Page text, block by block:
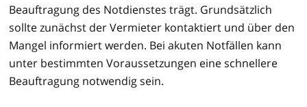
Beauftragung des Notdienstes trägt. Grundsätzlich
sollte zunächst der Vermieter kontaktiert und über den
Mangel informiert werden. Bei akuten Notfällen kann
unter bestimmten Voraussetzungen eine schnellere
Beauftragung notwendig sein.